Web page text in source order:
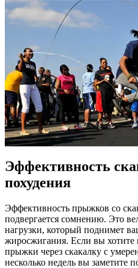
Эффективность
похудения
Эффективность прыжков со
подвергается сомнению. Это
нагрузки, который поднимет
жиросжигания. Если вы хотите
прыжки через скакалку с
несколько недель вы заметите